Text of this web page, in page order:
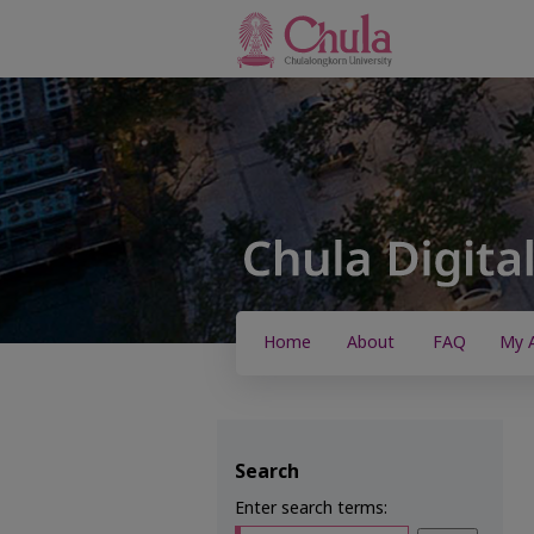
Home About FAQ My
Search
Enter search terms: